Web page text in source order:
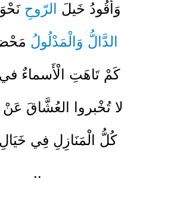
وَأقُودُ خَيلَ الرّوحِ
الدَّالُّ وَالْمَدْلُولُ
كَمْ تَاهَتِ الْأَسماءٌ في
لا تُخْبروا العُشَّاقَ
كُلُّ الْمَنَازِلِ فِي خَيَالِ
..